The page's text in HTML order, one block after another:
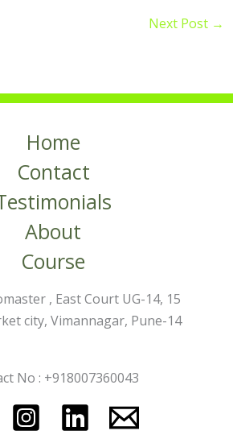
Next Post →
Home
Contact
About
Course
, East Court UG-14, 15
city, Vimannagar, Pune-14
No : +918007360043